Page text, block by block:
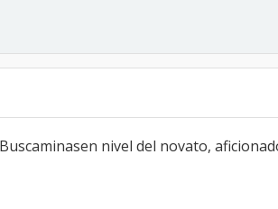
nivel del novato,